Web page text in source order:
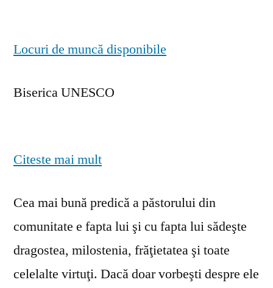
Locuri de muncă disponibile
Biserica UNESCO
Citeste mai mult
Cea mai bună predică a păstorului din
comunitate e fapta lui şi cu fapta lui sădeşte
dragostea, milostenia, frăţietatea şi toate
celelalte virtuţi. Dacă doar vorbeşti despre ele